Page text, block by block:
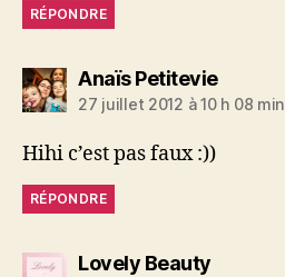
RÉPONDRE
Anaïs Petiteviedit :
27 juillet 2012 à 10 h 08 min
Hihi c’est pas faux :))
RÉPONDRE
Lovely Beautydit :